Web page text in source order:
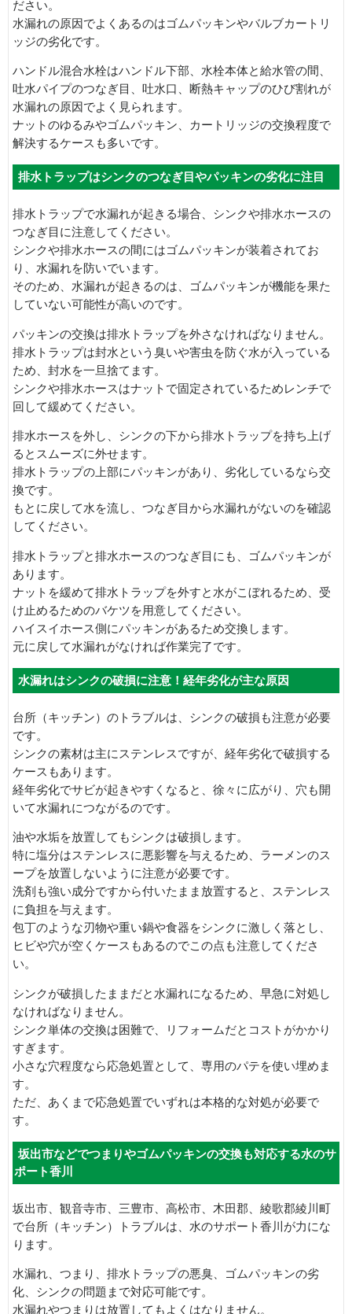
ださい。
水漏れの原因でよくあるのはゴムパッキンやバルブカートリ
ッジの劣化です。
ハンドル混合水栓はハンドル下部、水栓本体と給水管の間、
吐水パイプのつなぎ目、吐水口、断熱キャップのひび割れが
水漏れの原因でよく見られます。
ナットのゆるみやゴムパッキン、カートリッジの交換程度で
解決するケースも多いです。
排水トラップはシンクのつなぎ目やパッキンの劣化に注目
排水トラップで水漏れが起きる場合、シンクや排水ホースの
つなぎ目に注意してください。
シンクや排水ホースの間にはゴムパッキンが装着されてお
り、水漏れを防いでいます。
そのため、水漏れが起きるのは、ゴムパッキンが機能を果た
していない可能性が高いのです。
パッキンの交換は排水トラップを外さなければなりません。
排水トラップは封水という臭いや害虫を防ぐ水が入っている
ため、封水を一旦捨てます。
シンクや排水ホースはナットで固定されているためレンチで
回して緩めてください。
排水ホースを外し、シンクの下から排水トラップを持ち上げ
るとスムーズに外せます。
排水トラップの上部にパッキンがあり、劣化しているなら交
換です。
もとに戻して水を流し、つなぎ目から水漏れがないのを確認
してください。
排水トラップと排水ホースのつなぎ目にも、ゴムパッキンが
あります。
ナットを緩めて排水トラップを外すと水がこぼれるため、受
け止めるためのバケツを用意してください。
ハイスイホース側にパッキンがあるため交換します。
元に戻して水漏れがなければ作業完了です。
水漏れはシンクの破損に注意！経年劣化が主な原因
台所（キッチン）のトラブルは、シンクの破損も注意が必要
です。
シンクの素材は主にステンレスですが、経年劣化で破損する
ケースもあります。
経年劣化でサビが起きやすくなると、徐々に広がり、穴も開
いて水漏れにつながるのです。
油や水垢を放置してもシンクは破損します。
特に塩分はステンレスに悪影響を与えるため、ラーメンのス
ープを放置しないように注意が必要です。
洗剤も強い成分ですから付いたまま放置すると、ステンレス
に負担を与えます。
包丁のような刃物や重い鍋や食器をシンクに激しく落とし、
ヒビや穴が空くケースもあるのでこの点も注意してくださ
い。
シンクが破損したままだと水漏れになるため、早急に対処し
なければなりません。
シンク単体の交換は困難で、リフォームだとコストがかかり
すぎます。
小さな穴程度なら応急処置として、専用のパテを使い埋めま
す。
ただ、あくまで応急処置でいずれは本格的な対処が必要で
す。
坂出市などでつまりやゴムパッキンの交換も対応する水のサ
ポート香川
坂出市、観音寺市、三豊市、高松市、木田郡、綾歌郡綾川町
で台所（キッチン）トラブルは、水のサポート香川が力にな
ります。
水漏れ、つまり、排水トラップの悪臭、ゴムパッキンの劣
化、シンクの問題まで対応可能です。
水漏れやつまりは放置してもよくはなりません。